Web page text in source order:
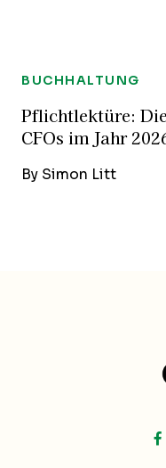
BUCHHALTUNG
Pflichtlektüre:
CFOs im Jahr
By Simon Litt